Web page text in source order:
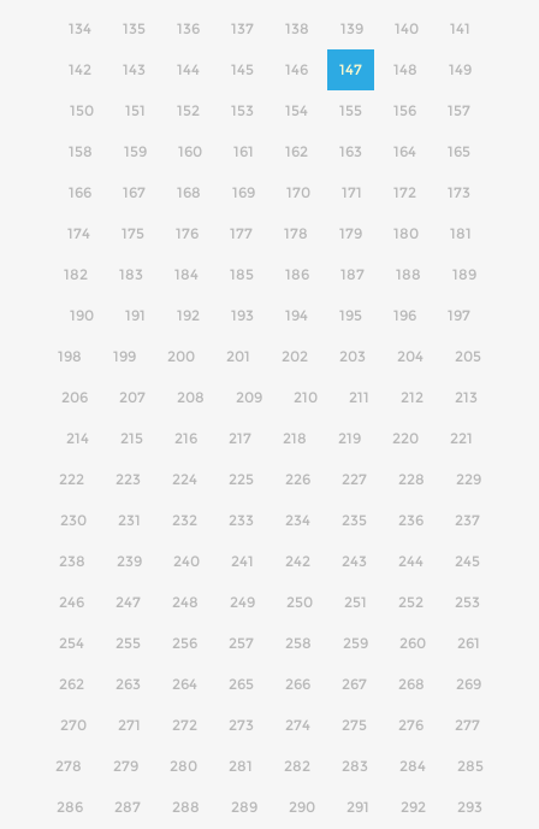
134 135 136 137 138 139 140 141
142 143 144 145 146 147 148 149
150 151 152 153 154 155 156 157
158 159 160 161 162 163 164 165
166 167 168 169 170 171 172 173
174 175 176 177 178 179 180 181
182 183 184 185 186 187 188 189
190 191 192 193 194 195 196 197
198 199 200 201 202 203 204 205
206 207 208 209 210 211 212 213
214 215 216 217 218 219 220 221
222 223 224 225 226 227 228 229
230 231 232 233 234 235 236 237
238 239 240 241 242 243 244 245
246 247 248 249 250 251 252 253
254 255 256 257 258 259 260 261
262 263 264 265 266 267 268 269
270 271 272 273 274 275 276 277
278 279 280 281 282 283 284 285
286 287 288 289 290 291 292 293